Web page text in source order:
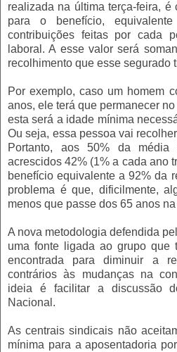
realizada na última terça-feira,
para o benefício,
contribuições feitas por cada
laboral. A esse valor será
recolhimento que esse segurado
Por exemplo, caso um homem
anos, ele terá que permanecer
esta será a idade mínima
Ou seja, essa pessoa vai
Portanto, aos 50% da média
acrescidos 42% (1% a cada ano
benefício equivalente a 92% da
problema é que, dificilmente,
menos que passe dos 65 anos
A nova metodologia defendida
uma fonte ligada ao grupo que
encontrada para diminuir a
contrários às mudanças na
ideia é facilitar a discussão
Nacional.
As centrais sindicais não
mínima para a aposentadoria